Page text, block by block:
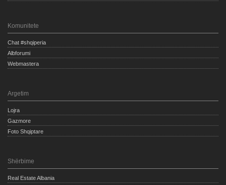
Komunitete
Chat #shqiperia
Albforumi
Webmastera
Argetim
Lojra
Gazmore
Foto Shqiptare
Shërbime
Real Estate Albania